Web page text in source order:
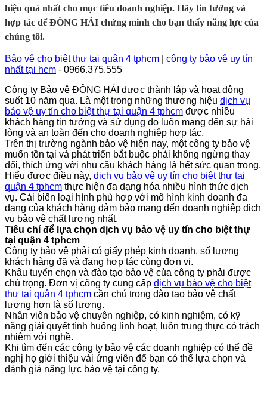
hiệu quả nhất cho mục tiêu doanh nghiệp. Hãy tin tưởng và
hợp tác để ĐÔNG HẢI chứng minh cho bạn thấy năng lực của
chúng tôi.
Bảo vệ cho biệt thự tại quận 4 tphcm
công ty bảo vệ uy tín
nhất tại hcm - 0966.375.555
Công ty Bảo vệ ĐÔNG HẢI được thành lập và hoạt động
suốt 10 năm qua. Là một trong những thương hiệu dịch vụ
bảo vệ uy tín cho biệt thự tại quận 4 tphcm được nhiều
khách hàng tin tưởng và sử dụng do luôn mang đến sự hài
lòng và an toàn đến cho doanh nghiệp hợp tác.
Trên thị trường ngành bảo vệ hiện nay, một công ty bảo vệ
muốn tồn tại và phát triển bắt buộc phải không ngừng thay
đổi, thích ứng với nhu cầu khách hàng là hết sức quan trọng.
Hiểu được điều này, dịch vụ bảo vệ uy tín cho biệt thự tại
quận 4 tphcm thực hiện đa dạng hóa nhiều hình thức dịch
vụ. Cải biến loại hình phù hợp với mô hình kinh doanh đa
dạng của khách hàng đảm bảo mang đến doanh nghiệp dịch
vụ bảo vệ chất lượng nhất.
Tiêu chí để lựa chọn dịch vụ bảo vệ uy tín cho biệt thự
tại quận 4 tphcm
Công ty bảo vệ phải có giấy phép kinh doanh, số lượng
khách hàng đã và đang hợp tác cùng đơn vị.
Khâu tuyển chọn và đào tạo bảo vệ của công ty phải được
chú trọng. Đơn vị công ty cung cấp dịch vụ bảo vệ cho biệt
thự tại quận 4 tphcm cần chú trọng đào tạo bảo vệ chất
lượng hơn là số lượng.
Nhân viên bảo vệ chuyên nghiệp, có kinh nghiệm, có kỹ
năng giải quyết tình huống linh hoạt, luôn trung thực có trách
nhiệm với nghề.
Khi tìm đến các công ty bảo vệ các doanh nghiệp có thể đề
nghị họ giới thiệu vài ứng viên để bạn có thể lựa chọn và
đánh giá năng lực bảo vệ tại công ty.